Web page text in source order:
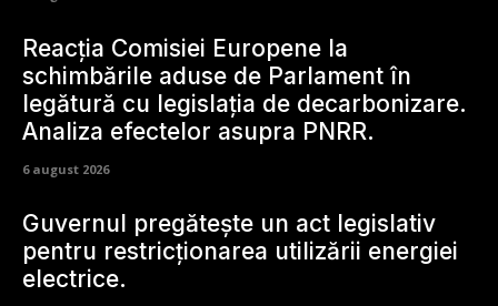
Reacția Comisiei Europene la
schimbările aduse de Parlament în
legătură cu legislația de decarbonizare.
Analiza efectelor asupra PNRR.
6 august 2026
Guvernul pregătește un act legislativ
pentru restricționarea utilizării energiei
electrice.